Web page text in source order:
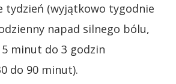
tydzień (wyjątkowo tygodnie
napad silnego bólu,
minut do 3 godzin
do 90 minut).